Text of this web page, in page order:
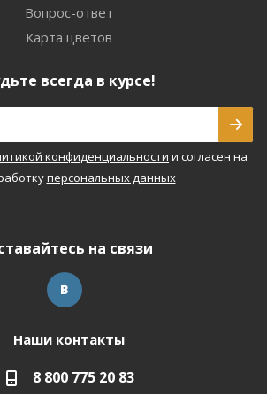
Вопрос-ответ
Карта цветов
всегда в курсе!
конфиденциальности и согласен на
персональных данных
на связи
Наши контакты
8 800 775 20 83